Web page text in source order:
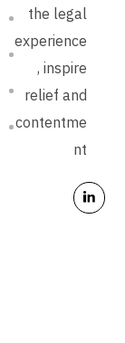
the legal
experience
, inspire
relief and
contentme
nt